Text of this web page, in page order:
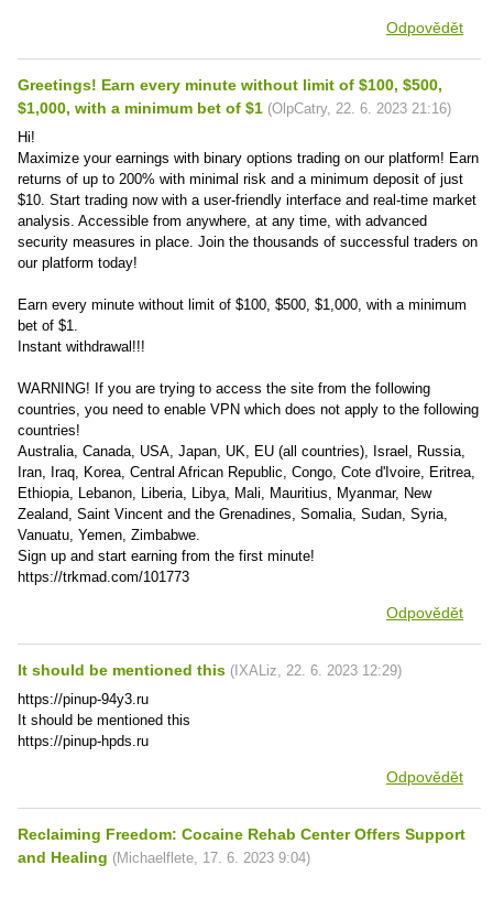
Odpovědět
Greetings! Earn every minute without limit of $100, $500,
$1,000, with a minimum bet of $1 (OlpCatry, 22. 6. 2023 21:16)
Hi!
Maximize your earnings with binary options trading on our platform! Earn
returns of up to 200% with minimal risk and a minimum deposit of just
$10. Start trading now with a user-friendly interface and real-time market
analysis. Accessible from anywhere, at any time, with advanced
security measures in place. Join the thousands of successful traders on
our platform today!
Earn every minute without limit of $100, $500, $1,000, with a minimum
bet of $1.
Instant withdrawal!!!
WARNING! If you are trying to access the site from the following
countries, you need to enable VPN which does not apply to the following
countries!
Australia, Canada, USA, Japan, UK, EU (all countries), Israel, Russia,
Iran, Iraq, Korea, Central African Republic, Congo, Cote d'Ivoire, Eritrea,
Ethiopia, Lebanon, Liberia, Libya, Mali, Mauritius, Myanmar, New
Zealand, Saint Vincent and the Grenadines, Somalia, Sudan, Syria,
Vanuatu, Yemen, Zimbabwe.
Sign up and start earning from the first minute!
https://trkmad.com/101773
Odpovědět
It should be mentioned this ( IXALiz, 22. 6. 2023 12:29)
https://pinup-94y3.ru
It should be mentioned this
https://pinup-hpds.ru
Odpovědět
Reclaiming Freedom: Cocaine Rehab Center Offers Support
and Healing (Michaelflete, 17. 6. 2023 9:04)